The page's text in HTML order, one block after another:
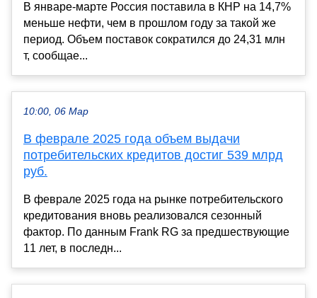
В январе-марте Россия поставила в КНР на 14,7%
меньше нефти, чем в прошлом году за такой же
период. Объем поставок сократился до 24,31 млн
т, сообщае...
10:00, 06 Мар
В феврале 2025 года объем выдачи
потребительских кредитов достиг 539 млрд
руб.
В феврале 2025 года на рынке потребительского
кредитования вновь реализовался сезонный
фактор. По данным Frank RG за предшествующие
11 лет, в последн...